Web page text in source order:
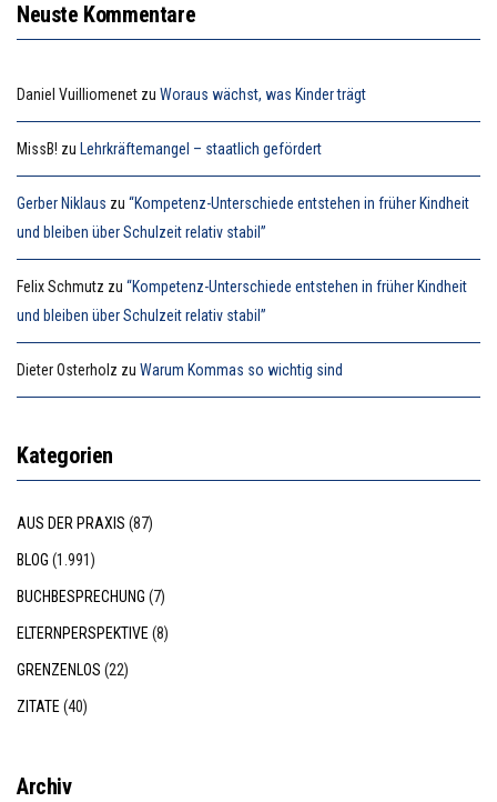
Neuste Kommentare
Daniel Vuilliomenet zu Woraus wächst, was Kinder trägt
MissB! zu Lehrkräftemangel – staatlich gefördert
Gerber Niklaus zu “Kompetenz-Unterschiede entstehen in früher Kindheit
und bleiben über Schulzeit relativ stabil”
Felix Schmutz zu “Kompetenz-Unterschiede entstehen in früher Kindheit
und bleiben über Schulzeit relativ stabil”
Dieter Osterholz zu Warum Kommas so wichtig sind
Kategorien
AUS DER PRAXIS (87)
BLOG (1.991)
BUCHBESPRECHUNG (7)
ELTERNPERSPEKTIVE(8)
GRENZENLOS (22)
ZITATE(40)
Archiv